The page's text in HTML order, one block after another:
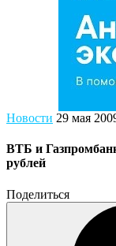
Новости 29 мая
ВТБ и
рублей
Поделиться